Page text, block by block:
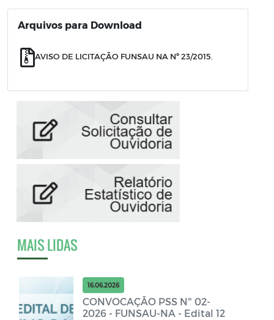
Arquivos para Download
AVISO DE LICITAÇÃO FUNSAU NA Nº 23/2015.
MAIS LIDAS
16.06.2026
CONVOCAÇÃO PSS Nº 02-
2026 - FUNSAU-NA - Edital 12